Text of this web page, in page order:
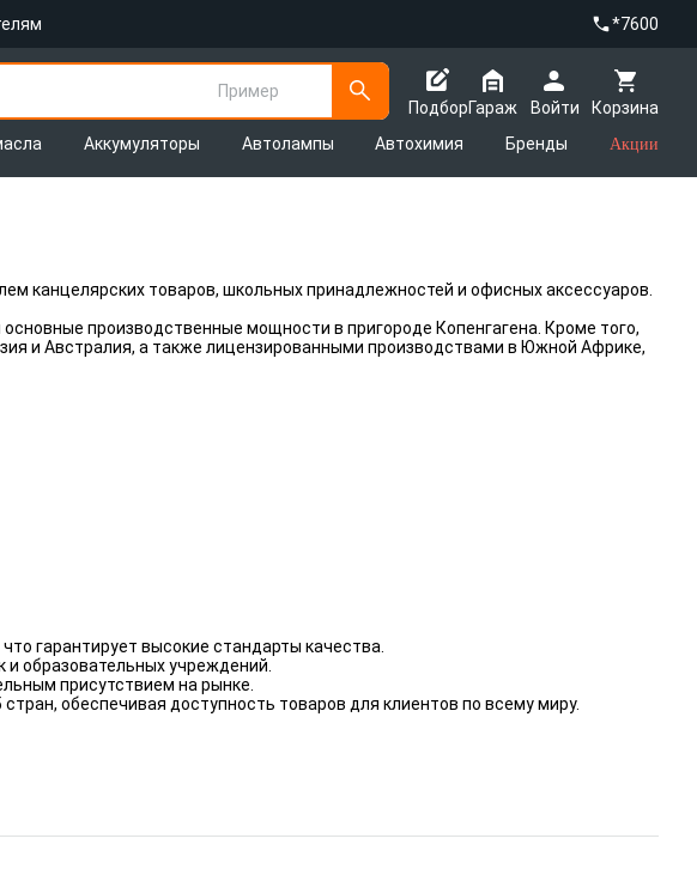
*7600
Пример
Подбор
Корзина
Гараж
Войти
Аккумуляторы Автолампы Автохимия Бренды Акции
канцелярских товаров, школьных принадлежностей и офисных аксессуаров.
производственные мощности в пригороде Копенгагена. Кроме того,
и Австралия, а также лицензированными производствами в Южной Африке,
гарантирует высокие стандарты качества.
образовательных учреждений.
присутствием на рынке.
обеспечивая доступность товаров для клиентов по всему миру.